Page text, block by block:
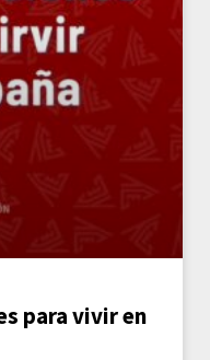
para vivir en